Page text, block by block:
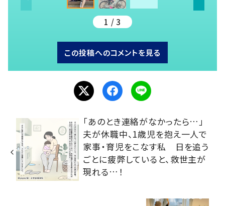
1 / 3
この投稿へのコメントを見る
「あのとき連絡がなかったら…」
夫が休職中、1歳児を抱え一人で
家事・育児をこなす私 日を追う
ごとに疲弊していると、救世主が
現れる…！